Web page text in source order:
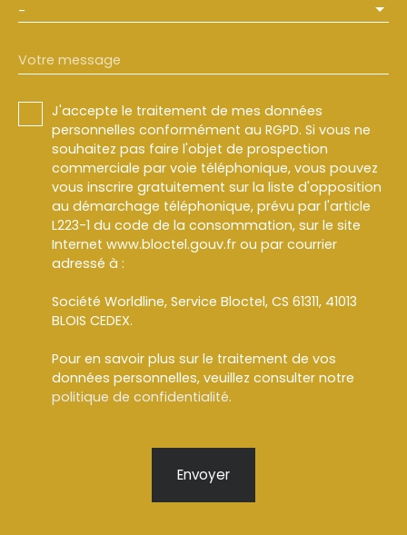
-
Votre message
J'accepte le traitement de mes données
personnelles conformément au RGPD. Si vous ne
souhaitez pas faire l'objet de prospection
commerciale par voie téléphonique, vous pouvez
vous inscrire gratuitement sur la liste d'opposition
au démarchage téléphonique, prévu par l'article
L223-1 du code de la consommation, sur le site
Internet www.bloctel.gouv.fr ou par courrier
adressé à :
Société Worldline, Service Bloctel, CS 61311, 41013
BLOIS CEDEX.
Pour en savoir plus sur le traitement de vos
données personnelles, veuillez consulter notre
politique de confidentialité.
Envoyer